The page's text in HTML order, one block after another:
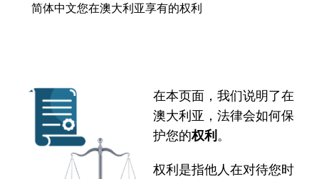
简体中文 Chinese (Simplified)您在澳大利亚享有的权利
在本页面，我们说明了在
澳大利亚，法律会如何保
护您的权利。
权利是指他人在对待您时